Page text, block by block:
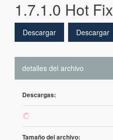
1.7.1.0 Hot Fix
Descargar Descargar
detalles del archivo
Descargas:
1
Tamaño del archivo: